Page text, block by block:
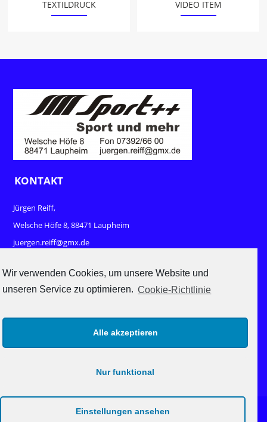
Wir verwenden Cookies, um unsere Website und
unseren Service zu optimieren. Cookie-Richtlinie
Alle akzeptieren
Nur funktional
Einstellungen ansehen
TEXTILDRUCK VIDEO ITEM
KONTAKT
Jürgen Reiff,
Welsche Höfe 8, 88471 Laupheim
juergen.reiff@gmx.de
RECHTLICHES
Datenschutz